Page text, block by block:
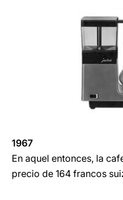
1967
En aquel entonces, la
precio de 164 francos